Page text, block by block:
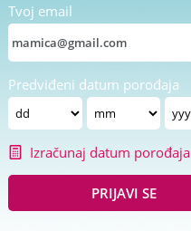
Tvoj email
Predviđeni datum porođaja
Izračunaj datum porođaja
PRIJAVI SE